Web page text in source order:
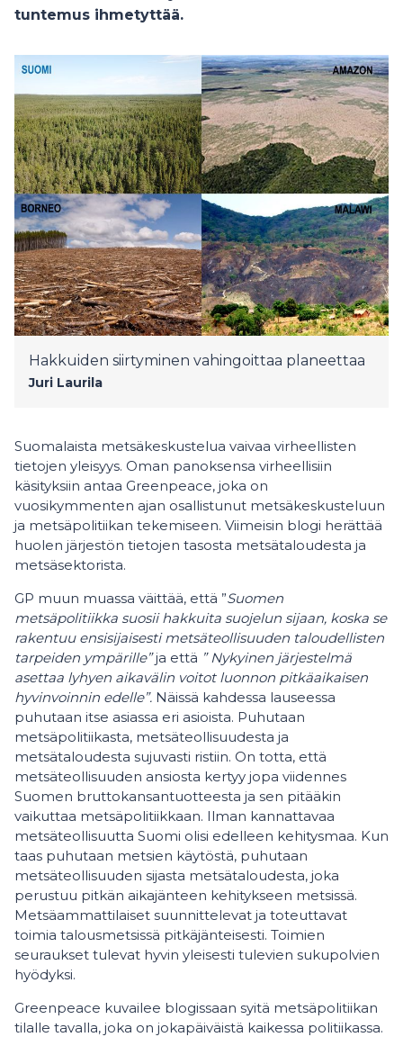
tuntemus ihmetyttää.
Hakkuiden siirtyminen vahingoittaa planeettaa
Juri Laurila
Suomalaista metsäkeskustelua vaivaa virheellisten
tietojen yleisyys. Oman panoksensa virheellisiin
käsityksiin antaa Greenpeace, joka on
vuosikymmenten ajan osallistunut metsäkeskusteluun
ja metsäpolitiikan tekemiseen. Viimeisin blogi herättää
huolen järjestön tietojen tasosta metsätaloudesta ja
metsäsektorista.
GP muun muassa väittää, että ”Suomen
metsäpolitiikka suosii hakkuita suojelun sijaan, koska se
rakentuu ensisijaisesti metsäteollisuuden taloudellisten
tarpeiden ympärille”ja että ” Nykyinen järjestelmä
asettaa lyhyen aikavälin voitot luonnon pitkäaikaisen
hyvinvoinnin edelle”. Näissä kahdessa lauseessa
puhutaan itse asiassa eri asioista. Puhutaan
metsäpolitiikasta, metsäteollisuudesta ja
metsätaloudesta sujuvasti ristiin. On totta, että
metsäteollisuuden ansiosta kertyy jopa viidennes
Suomen bruttokansantuotteesta ja sen pitääkin
vaikuttaa metsäpolitiikkaan. Ilman kannattavaa
metsäteollisuutta Suomi olisi edelleen kehitysmaa. Kun
taas puhutaan metsien käytöstä, puhutaan
metsäteollisuuden sijasta metsätaloudesta, joka
perustuu pitkän aikajänteen kehitykseen metsissä.
Metsäammattilaiset suunnittelevat ja toteuttavat
toimia talousmetsissä pitkäjänteisesti. Toimien
seuraukset tulevat hyvin yleisesti tulevien sukupolvien
hyödyksi.
Greenpeace kuvailee blogissaan syitä metsäpolitiikan
tilalle tavalla, joka on jokapäiväistä kaikessa politiikassa.